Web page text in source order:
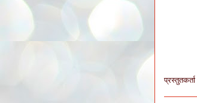
प्रस्तुतकर्ता